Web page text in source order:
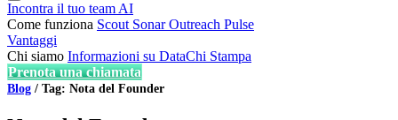
Incontra il tuo team AI
Come funziona Scout SonarOutreach Pulse
Vantaggi
Chi siamo Informazioni su DataChi Stampa
Prenota una chiamata
Blog / Tag: Nota del Founder